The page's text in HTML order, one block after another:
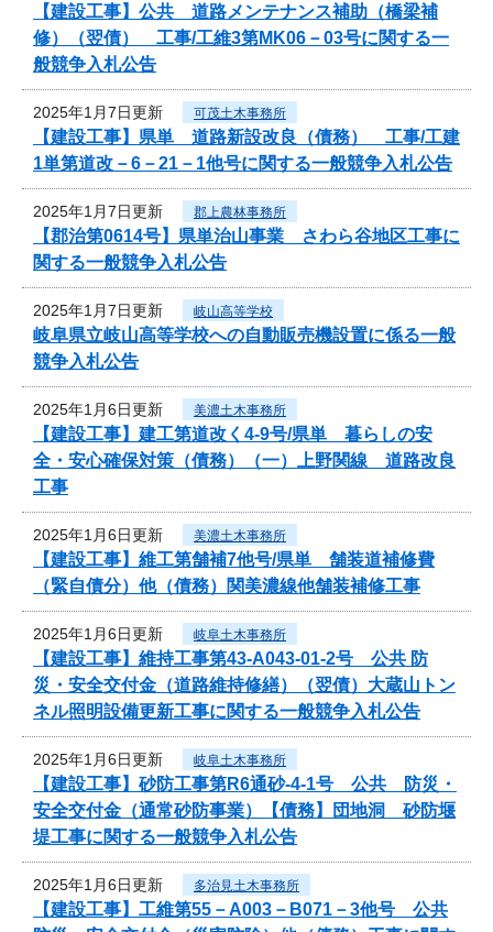
【建設工事】公共 道路メンテナンス補助（橋梁補
修）（翌債） 工事/工維3第MK06－03号に関する一
般競争入札公告
2025年1月7日更新 可茂土木事務所
【建設工事】県単 道路新設改良（債務） 工事/工建
1単第道改－6－21－1他号に関する一般競争入札公告
2025年1月7日更新 郡上農林事務所
【郡治第0614号】県単治山事業 さわら谷地区工事に
関する一般競争入札公告
2025年1月7日更新 岐山高等学校
岐阜県立岐山高等学校への自動販売機設置に係る一般
競争入札公告
2025年1月6日更新 美濃土木事務所
【建設工事】建工第道改く4-9号/県単 暮らしの安
全・安心確保対策（債務）（一）上野関線 道路改良
工事
2025年1月6日更新 美濃土木事務所
【建設工事】維工第舗補7他号/県単 舗装道補修費
（緊自債分）他（債務）関美濃線他舗装補修工事
2025年1月6日更新 岐阜土木事務所
【建設工事】維持工事第43-A043-01-2号 公共 防
災・安全交付金（道路維持修繕）（翌債）大蔵山トン
ネル照明設備更新工事に関する一般競争入札公告
2025年1月6日更新 岐阜土木事務所
【建設工事】砂防工事第R6通砂-4-1号 公共 防災・
安全交付金（通常砂防事業）【債務】団地洞 砂防堰
堤工事に関する一般競争入札公告
2025年1月6日更新 多治見土木事務所
【建設工事】工維第55－A003－B071－3他号 公共